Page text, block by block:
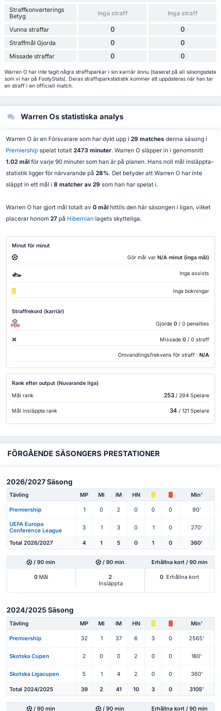
Straffkonverterings
Betyg
Inga straff Inga straff
Vunna straffar 0 0
Straffmål Gjorda 0 0
Missade straffar 0 0
Warren O har inte tagit några straffsparkar i sin karriär ännu (baserat på all säsongsdata
som vi har på FootyStats). Deras straffsparkstatistik kommer att uppdateras när han tar
en straff i en officiell match.
Warren Os statistiska analys
Warren O är en Försvarare som har dykt upp i 29 matches denna säsong i
Premiershipspelat totalt 2473 minuter. Warren O släpper in i genomsnitt
1.02 mål för varje 90 minuter som han är på planen. Hans noll mål insläppta-
statistik ligger för närvarande på 28%. Det betyder att Warren O har inte
släppt in ett mål i 8 matcher av 29 som han har spelat i.
Warren O har gjort mål totalt av 0 mål hittils den här säsongen i ligan, vilket
placerar honom 27på Hibernian lagets skytteliga.
Minut för minut
Gör mål var N/A minut (inga mål)
Inga assists
Inga bokningar
Straffrekord (karriär)
PEN Gjorde 0 / 0 penalties
Missade 0 / 0 straff
Omvandlingsfrekvens för straff : N/A
Rank efter output (Nuvarande liga)
Mål rank
253/ 294 Spelare
Mål insläppta rank 34/ 121 Spelare
FÖRGÅENDE SÄSONGERS PRESTATIONER
2026/2027 Säsong
Tävling MP Ml IM HN Min'
Premiership 1 0 2 0 0 0 90'
UEFA Europa
Conference League
3 1 3 0 1 0 270'
Total 2026/2027 4 1 5 0 1 0 360'
/ 90 min / 90 min Erhållna kort / 90 min
0Mål
2
Insläppta
0 Erhållna kort
2024/2025 Säsong
Tävling MP Ml IM HN Min'
Premiership 32 1 37 6 3 0 2565'
Skotska Cupen 2 0 0 2 0 0 180'
Skotska Ligacupen 5 1 4 2 0 0 360'
Total 2024/2025 39 2 41 10 3 0 3105'
/ 90 min / 90 min Erhållna kort / 90 min